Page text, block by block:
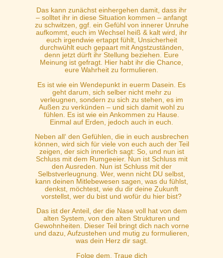
Das kann zunächst einhergehen damit, dass ihr
– solltet ihr in diese Situation kommen – anfangt
zu schwitzen, ggf. ein Gefühl von innerer Unruhe
aufkommt, euch im Wechsel heiß & kalt wird, ihr
euch irgendwie ertappt fühlt, Unsicherheit
durchwühlt euch gepaart mit Angstzuständen,
denn jetzt dürft ihr Stellung beziehen. Eure
Meinung ist gefragt. Hier habt ihr die Chance,
eure Wahrheit zu formulieren.
Es ist wie ein Wendepunkt in euerm Dasein. Es
geht darum, sich selber nicht mehr zu
verleugnen, sondern zu sich zu stehen, es im
Außen zu verkünden – und sich damit wohl zu
fühlen. Es ist wie ein Ankommen zu Hause.
Einmal auf Erden, jedoch auch in euch.
Neben all‘ den Gefühlen, die in euch ausbrechen
können, wird sich für viele von euch auch der Teil
zeigen, der sich innerlich sagt: So, und nun ist
Schluss mit dem Rumgeeier. Nun ist Schluss mit
den Ausreden. Nun ist Schluss mit der
Selbstverleugnung. Wer, wenn nicht DU selbst,
kann deinen Mitlebewesen sagen, was du fühlst,
denkst, möchtest, wie du dir deine Zukunft
vorstellst, wer du bist und wofür du hier bist?
Das ist der Anteil, der die Nase voll hat von dem
alten System, von den alten Strukturen und
Gewohnheiten. Dieser Teil bringt dich nach vorne
und dazu, Aufzustehen und mutig zu formulieren,
was dein Herz dir sagt.
Folge dem. Traue dich